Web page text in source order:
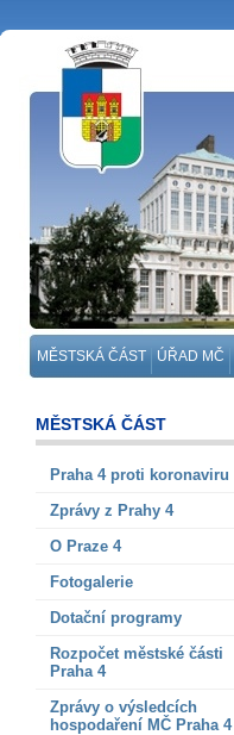
MĚSTSKÁ ČÁST ÚŘAD MČ
MĚSTSKÁ ČÁST
Praha 4 proti koronaviru
Zprávy z Prahy 4
O Praze 4
Fotogalerie
Dotační programy
Rozpočet městské části
Praha 4
Zprávy o výsledcích
hospodaření MČ Praha 4